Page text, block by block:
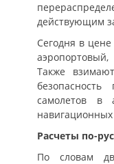
действующим
Сегодня в
Также
самолетов в
навигационных
Расчеты по-
По словам